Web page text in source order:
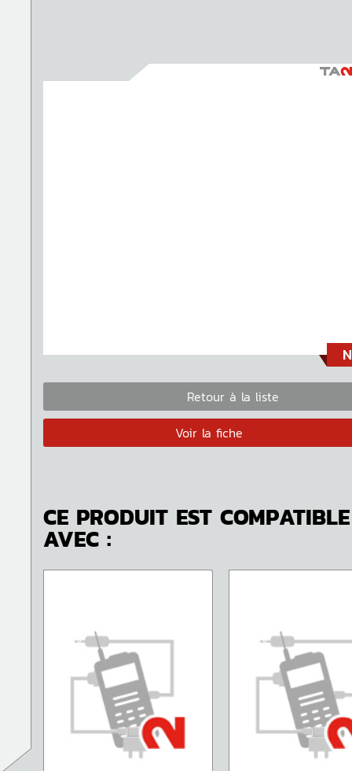
Retour à la liste
Voir la fiche
CE PRODUIT EST COMPATIBLE
AVEC :